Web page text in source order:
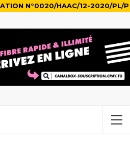
N°0020/HAAC/12-2020/PL/P